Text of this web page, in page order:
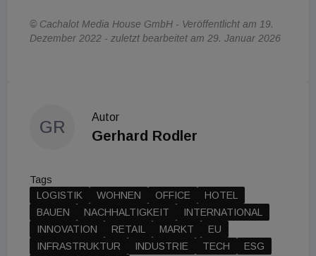
© Cachalot Media House GmbH - Veröffentlicht am 19.
Dezember 2022 - zuletzt bearbeitet am 29. Januar 2026
GR
Autor
Gerhard Rodler
Tags
LOGISTIK
WOHNEN OFFICE
HOTEL
BAUEN
NACHHALTIGKEIT
INTERNATIONAL
INNOVATION
RETAIL MARKT
EU
INFRASTRUKTUR
INDUSTRIE TECH
ESG